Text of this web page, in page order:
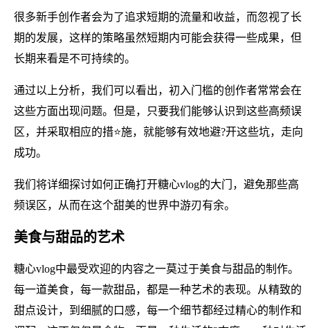
很多新手创作者会为了追求短期的流量和收益，而忽视了长
期的发展，这样的策略虽然短期内可能会获得一些成果，但
长期来看是不可持续的。
通过以上分析，我们可以看出，初入门槛的创作者常常会在
这些方面出现问题。但是，只要我们能够认识到这些高频误
区，并采取相应的措⭐施，就能够有效地避?开这些坑，走向
成功。
我们将详细探讨如何正确打开糖心vlog的大门，避免那些高
频误区，从而在这个甜美的世界中游刃有余。
美食与甜品的艺术
糖心vlog中最受欢迎的内容之一莫过于美食与甜品的制作。
每一道美食，每一款甜品，都是一种艺术的表现。从精致的
甜点设计，到细腻的口感，每一个细节都经过精心的制作和